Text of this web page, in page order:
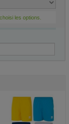
les options.